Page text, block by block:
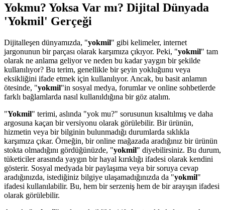
Yokmu? Yoksa Var mı? Dijital Dünyada
'Yokmil' Gerçeği
Dijitalleşen dünyamızda, "yokmil" gibi kelimeler, internet
jargonunun bir parçası olarak karşımıza çıkıyor. Peki, "yokmil" tam
olarak ne anlama geliyor ve neden bu kadar yaygın bir şekilde
kullanılıyor? Bu terim, genellikle bir şeyin yokluğunu veya
eksikliğini ifade etmek için kullanılıyor. Ancak, bu basit anlamın
ötesinde, "yokmil"in sosyal medya, forumlar ve online sohbetlerde
farklı bağlamlarda nasıl kullanıldığına bir göz atalım.
"Yokmil" terimi, aslında "yok mu?" sorusunun kısaltılmış ve daha
argosuna kaçan bir versiyonu olarak görülebilir. Bir ürünün,
hizmetin veya bir bilginin bulunmadığı durumlarda sıklıkla
karşımıza çıkar. Örneğin, bir online mağazada aradığınız bir ürünün
stokta olmadığını gördüğünüzde, "yokmil" diyebilirsiniz. Bu durum,
tüketiciler arasında yaygın bir hayal kırıklığı ifadesi olarak kendini
gösterir. Sosyal medyada bir paylaşıma veya bir soruya cevap
aradığınızda, istediğiniz bilgiye ulaşamadığınızda da "yokmil"
ifadesi kullanılabilir. Bu, hem bir serzeniş hem de bir arayışın ifadesi
olarak görülebilir.